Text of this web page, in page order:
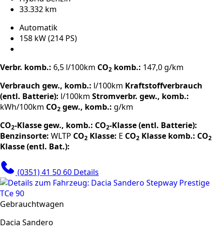
33.332 km
Automatik
158 kW (214 PS)
Verbr. komb.: 6,5 l/100km CO2 komb.: 147,0 g/km
Verbrauch gew., komb.: l/100km Kraftstoffverbrauch
(entl. Batterie): l/100km Stromverbr. gew., komb.:
kWh/100km CO2 gew., komb.: g/km
CO2-Klasse gew., komb.: CO2-Klasse (entl. Batterie):
Benzinsorte: WLTP CO2 Klasse: E CO2 Klasse komb.: CO2
Klasse (entl. Bat.):
(0351) 41 50 60 Details
Gebrauchtwagen
Dacia Sandero